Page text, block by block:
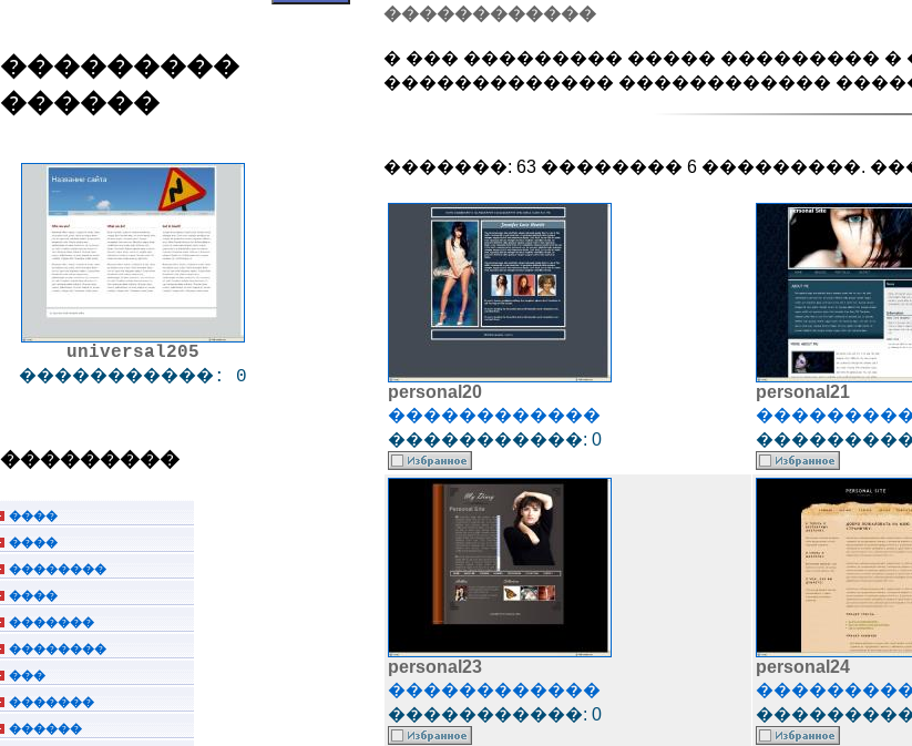
���������
������
universal205
�����������: 0
���������
����
����
��������
����
�������
��������
���
�������
������
������������
� ��� ��������� ����� ���������
������������� ������������ ������
�������: 63 �������� 6 ���������.
personal20
������������
�����������: 0
personal21
personal23
������������
�����������: 0
personal24